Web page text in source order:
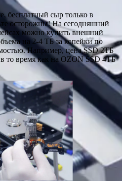
бесплатный сыр только в
осторожны! На сегодняшний
можно купить внешний
на 2-4 ТБ за копейки по
Например, цена SSD 2ТБ
то время как на OZON SSD 4ТБ